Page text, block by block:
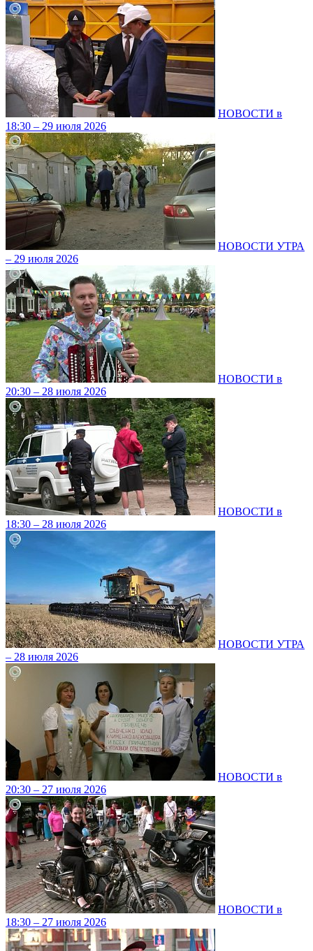
НОВОСТИ в
18:30 – 29 июля 2026
НОВОСТИ УТРА
– 29 июля 2026
НОВОСТИ в
20:30 – 28 июля 2026
НОВОСТИ в
18:30 – 28 июля 2026
НОВОСТИ УТРА
– 28 июля 2026
НОВОСТИ в
20:30 – 27 июля 2026
НОВОСТИ в
18:30 – 27 июля 2026